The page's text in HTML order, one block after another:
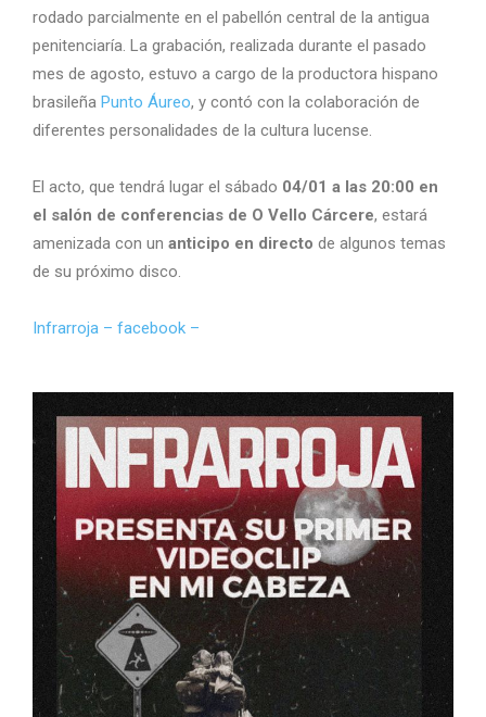
rodado parcialmente en el pabellón central de la antigua
penitenciaría. La grabación, realizada durante el pasado
mes de agosto, estuvo a cargo de la productora hispano
brasileña Punto Áureo, y contó con la colaboración de
diferentes personalidades de la cultura lucense.
El acto, que tendrá lugar el sábado 04/01 a las 20:00 en
el salón de conferencias de O Vello Cárcere, estará
amenizada con un anticipo en directo de algunos temas
de su próximo disco.
Infrarroja – facebook –